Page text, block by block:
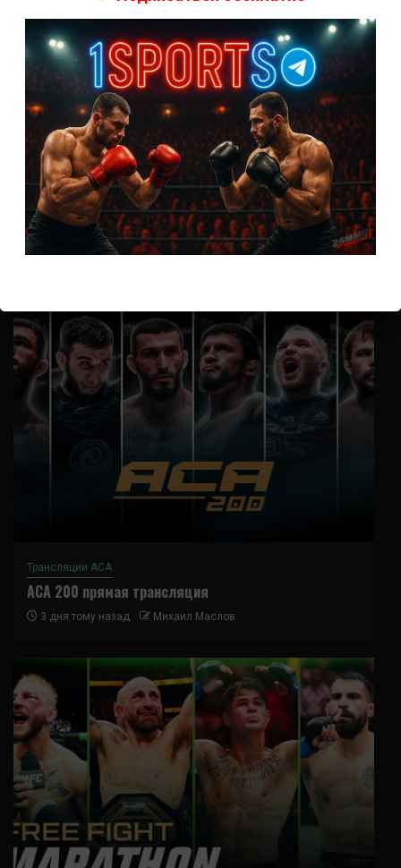
А как смотреть с ноутбука?
Анонимно кРасписание боев UFC
Кусок говна ты, существом даже нельзя ,такое как ты назвать!
АнонимнокКонор МакГрегор
УЧ
АнонимнокРэнди Браун — Николас Далби
не запускается ни один бой, реклама есть, а когда
заканчивается начинается загрузка видео длиною в жизнь.
Исправьте пожалуйста
Трансляции ACA
ACA 200 прямая трансляция
3 дня тому назад Михаил Маслов